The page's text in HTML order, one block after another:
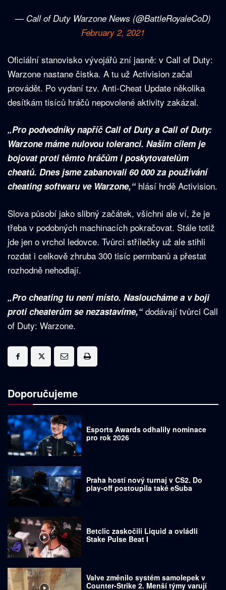
— Call of Duty Warzone News (@BattleRoyaleCoD)
February 2, 2021
Oficiální stanovisko vývojářů zní jasně: v Call of Duty:
Warzone nastane čistka. A tu už Activision začal
provádět. Po vydaní tzv. Anti-Cheat Update několika
desítkám tisíců hráčů nepovolené aktivity zakázal.
„Pro podvodníky napříč Call of Duty a Call of Duty:
Warzone máme nulovou toleranci. Naším cílem je
bojovat proti těmto hráčům i poskytovatelům
cheatů. Dnes jsme zabanovali 60 000 za používání
cheating softwaru ve Warzone,“hlásí hrdě Activision.
Slova působí jako slibný začátek, všichni ale ví, že je
třeba v podobných machinacích pokračovat. Stále totiž
jde jen o vrchol ledovce. Tvůrci střílečky už ale stihli
rozdat i celkově zhruba 300 tisíc permbanů a přestat
rozhodně nehodlají.
„Pro cheating tu není místo. Nasloucháme a v boji
proti cheaterům se nezastavíme,“dodávají tvůrci Call
of Duty: Warzone.
Doporučujeme
Esports Awards odhalily nominace
pro rok 2026
Praha hostí nový turnaj v CS2. Do
play-off postoupila také eSuba
Betclic zaskočili Liquid a ovládli
Stake Pulse Beat I
Valve změnilo systém samolepek v
Counter-Strike 2. Menší týmy varují